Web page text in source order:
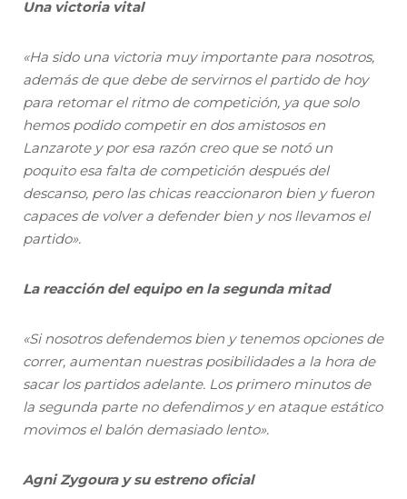
Una victoria vital
«Ha sido una victoria muy importante para nosotros,
además de que debe de servirnos el partido de hoy
para retomar el ritmo de competición, ya que solo
hemos podido competir en dos amistosos en
Lanzarote y por esa razón creo que se notó un
poquito esa falta de competición después del
descanso, pero las chicas reaccionaron bien y fueron
capaces de volver a defender bien y nos llevamos el
partido».
La reacción del equipo en la segunda mitad
«Si nosotros defendemos bien y tenemos opciones de
correr, aumentan nuestras posibilidades a la hora de
sacar los partidos adelante. Los primero minutos de
la segunda parte no defendimos y en ataque estático
movimos el balón demasiado lento».
Agni Zygoura y su estreno oficial